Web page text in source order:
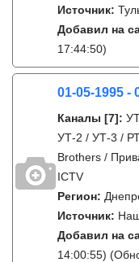
Источник:
Добавил на
17:44:50)
01-05-1995 -
Каналы [7]:
УТ-2 / УТ-3 /
Brothers /
ICTV
Регион:
Источник:
Добавил на
14:00:55)